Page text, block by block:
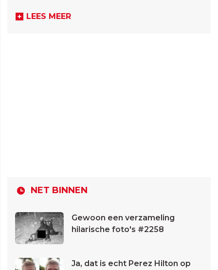
LEES MEER
NET BINNEN
Gewoon een verzameling
hilarische foto's #2258
Ja, dat is echt Perez Hilton op